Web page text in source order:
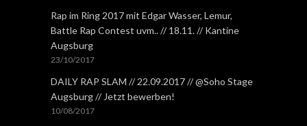
Rap im Ring 2017 mit Edgar Wasser, Lemur,
Battle Rap Contest uvm.. // 18.11. // Kantine
Augsburg
23/10/2017
DAILY RAP SLAM // 22.09.2017 // @Soho Stage
Augsburg // Jetzt bewerben!
10/08/2017